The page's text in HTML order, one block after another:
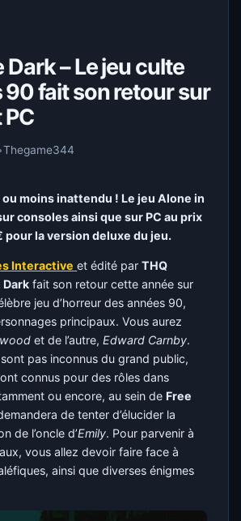
– Le jeu culte
90 fait son retour sur
Thegame344
moins inattendu ! Le jeu Alone in
consoles ainsi que sur PC au prix
pour la version deluxe du jeu.
Interactive et édité parTHQ
fait son retour cette année sur
jeu d’horreur des années 90,
principaux. Vous aurez
et de l’autre,Edward Carnby.
pas inconnus du grand public,
connus pour des rôles dans
ou encore, au sein de Free
de tenter d’élucider la
de l’oncle d’Emily. Pour parvenir à
vous allez devoir faire face à
ainsi que diverses énigmes